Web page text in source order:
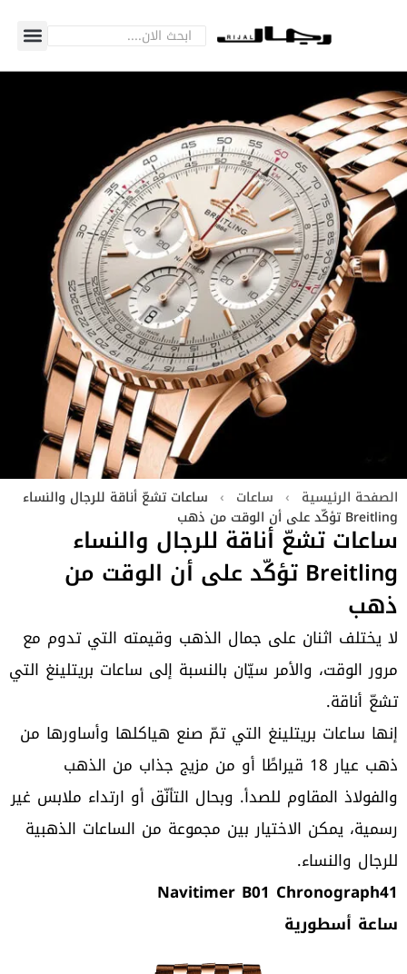
الصفحة الرئيسية › ساعات › ساعات تشعّ أناقة للرجال والنساء
Breitling تؤكّد على أن الوقت من ذهب
ساعات تشعّ أناقة للرجال والنساء
Breitling تؤكّد على أن الوقت من
ذهب
لا يختلف اثنان على جمال الذهب وقيمته التي تدوم مع
مرور الوقت، والأمر سيّان بالنسبة إلى ساعات بريتلينغ التي
تشعّ أناقة.
إنها ساعات بريتلينغ التي تمّ صنع هياكلها وأساورها من
ذهب عيار 18 قيراطًا أو من مزيج جذاب من الذهب
والفولاذ المقاوم للصدأ. وبحال التأنّق أو ارتداء ملابس غير
رسمية، يمكن الاختيار بين مجموعة من الساعات الذهبية
للرجال والنساء.
Navitimer B01 Chronograph41
ساعة أسطورية